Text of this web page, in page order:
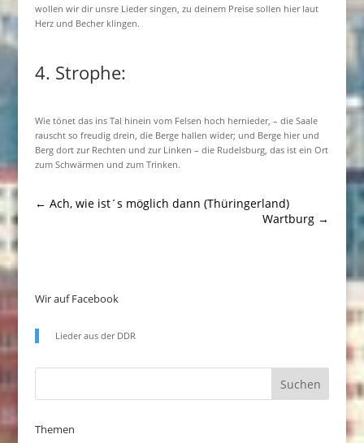
wollen wir dir unsre Lieder singen, zu deinem Preise sollen hier laut
Herz und Becher klingen.
4. Strophe:
Wie tönet das ins Tal hinein vom Felsen hoch hernieder, – die Saale
rauscht so freudig drein, die Berge hallen wider; und Berge hier und
Berg dort zur Rechten und zur Linken – die Rudelsburg, das ist ein Ort
zum Schwärmen und zum Trinken.
← Ach, wie ist´s möglich dann (Thüringerland)
Wartburg →
Wir auf Facebook
Lieder aus der DDR
Themen